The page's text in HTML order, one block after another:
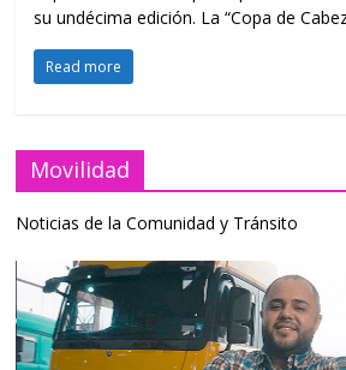
su undécima edición. La “Copa de
Read more
Movilidad
Noticias de la Comunidad y Tránsito